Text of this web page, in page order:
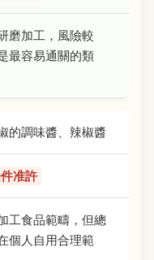
磨加工，風險較
最容易通關的類
的調味醬、辣椒醬
准許
工食品範疇，但總
個人自用合理範